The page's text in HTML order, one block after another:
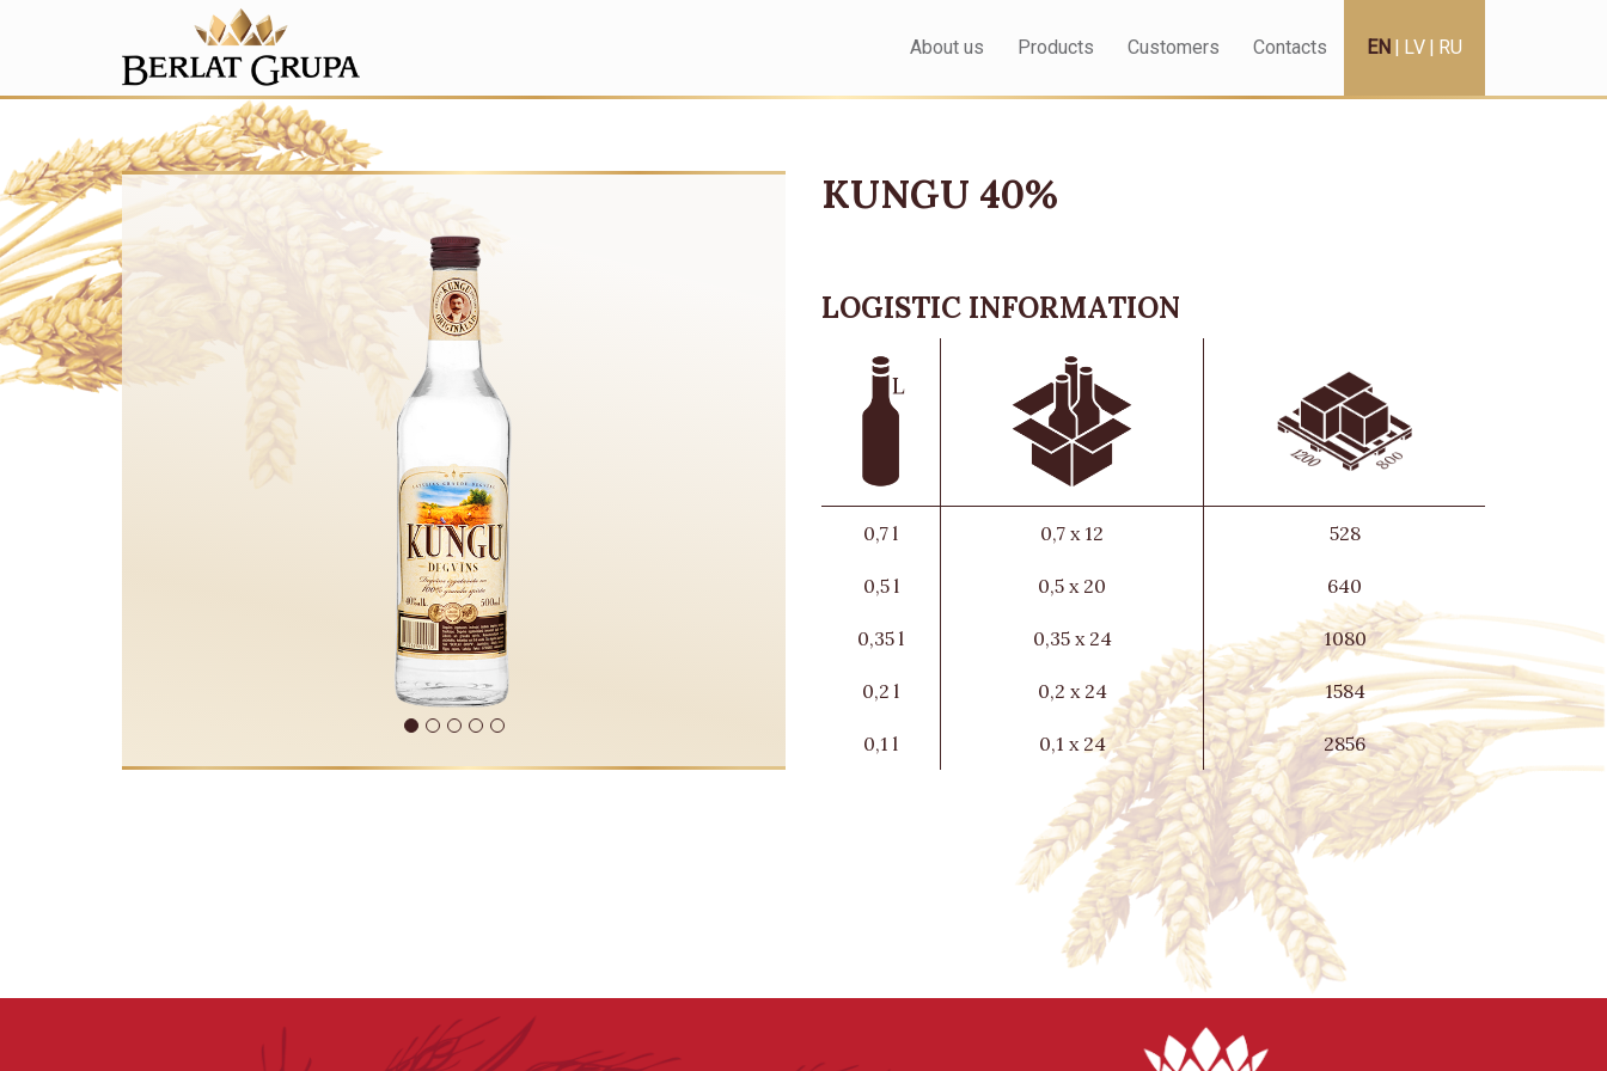
EN | LV | RU
About us Products Customers Contacts
KUNGU 40%
LOGISTIC INFORMATION
0,7 l 0,7 x 12 528
0,5 l 0,5 x 20 640
0,35 l 0,35 x 24 1080
0,2 l 0,2 x 24 1584
0,1 l 0,1 x 24 2856